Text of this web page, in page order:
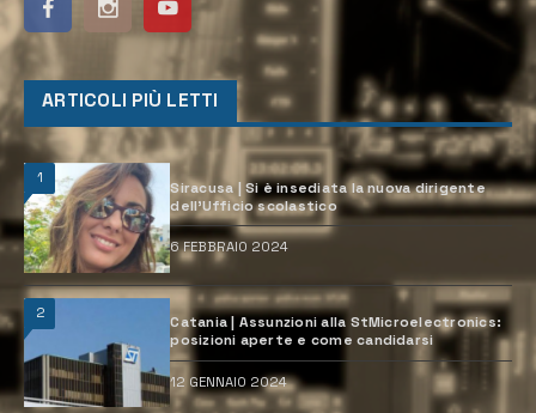
ARTICOLI PIÙ LETTI
1
Siracusa | Si è insediata la nuova dirigente
dell’Ufficio scolastico
6 FEBBRAIO 2024
2
Catania | Assunzioni alla StMicroelectronics:
posizioni aperte e come candidarsi
12 GENNAIO 2024